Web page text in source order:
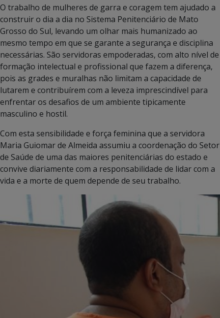
O trabalho de mulheres de garra e coragem tem ajudado a
construir o dia a dia no Sistema Penitenciário de Mato
Grosso do Sul, levando um olhar mais humanizado ao
mesmo tempo em que se garante a segurança e disciplina
necessárias. São servidoras empoderadas, com alto nível de
formação intelectual e profissional que fazem a diferença,
pois as grades e muralhas não limitam a capacidade de
lutarem e contribuírem com a leveza imprescindível para
enfrentar os desafios de um ambiente tipicamente
masculino e hostil.
Com esta sensibilidade e força feminina que a servidora
Maria Guiomar de Almeida assumiu a coordenação do Setor
de Saúde de uma das maiores penitenciárias do estado e
convive diariamente com a responsabilidade de lidar com a
vida e a morte de quem depende de seu trabalho.